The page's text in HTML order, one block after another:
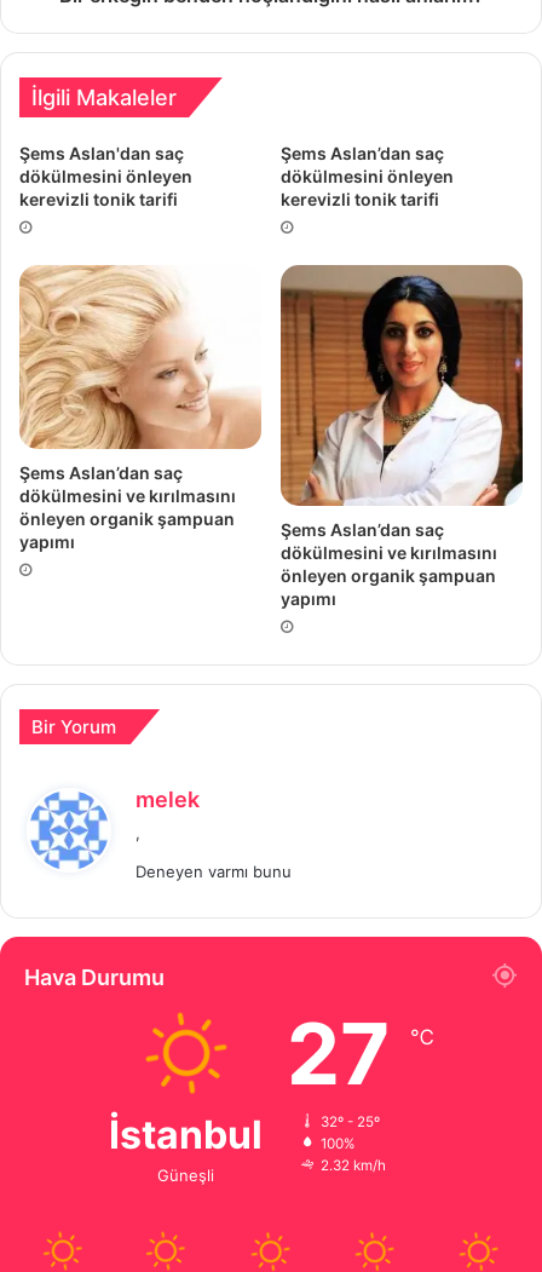
İlgili Makaleler
Şems Aslan'dan saç
dökülmesini önleyen
kerevizli tonik tarifi
Şems Aslan’dan saç
dökülmesini önleyen
kerevizli tonik tarifi
Şems Aslan’dan saç
dökülmesini ve kırılmasını
önleyen organik şampuan
yapımı
Şems Aslan’dan saç
dökülmesini ve kırılmasını
önleyen organik şampuan
yapımı
Bir Yorum
melek
i
i
,
Deneyen varmı bunu
Hava Durumu
İstanbul
Güneşli
27 ℃
32º - 25º
100%
2.32 km/h